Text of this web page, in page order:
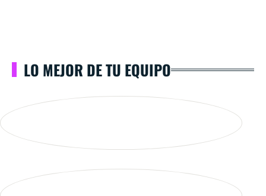
LO MEJOR DE TU EQUIPO